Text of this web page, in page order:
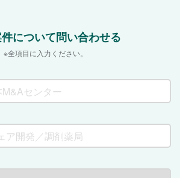
について問い合わせる
※全項目に入力ください。